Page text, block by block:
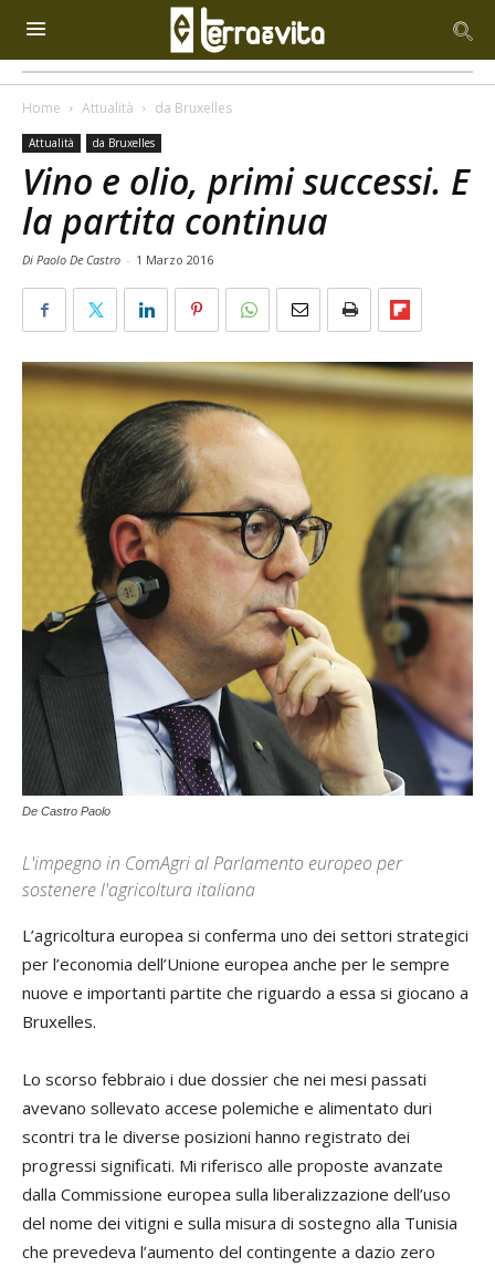
Home Attualità da Bruxelles
Attualità da Bruxelles
Vino e olio, primi successi. E
la partita continua
Di Paolo De Castro - 1 Marzo 2016
De Castro Paolo
L'impegno in ComAgri al Parlamento europeo per
sostenere l'agricoltura italiana
L’agricoltura europea si conferma uno dei settori strategici
per l’economia dell’Unione europea anche per le sempre
nuove e importanti partite che riguardo a essa si giocano a
Bruxelles.
Lo scorso febbraio i due dossier che nei mesi passati
avevano sollevato accese polemiche e alimentato duri
scontri tra le diverse posizioni hanno registrato dei
progressi significati. Mi riferisco alle proposte avanzate
dalla Commissione europea sulla liberalizzazione dell’uso
del nome dei vitigni e sulla misura di sostegno alla Tunisia
che prevedeva l’aumento del contingente a dazio zero